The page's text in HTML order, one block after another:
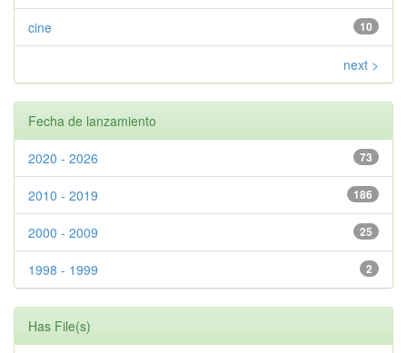
10
cine
next >
Fecha de lanzamiento
73
2020 - 2026
186
2010 - 2019
25
2000 - 2009
2
1998 - 1999
Has File(s)